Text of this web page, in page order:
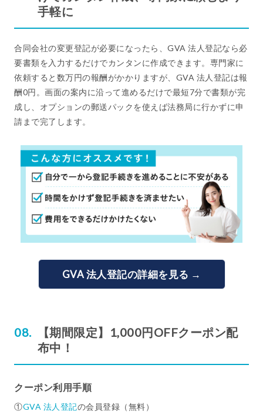
手軽に
合同会社の変更登記が必要になったら、GVA 法人登記なら必
要書類を入力するだけでカンタンに作成できます。専門家に
依頼すると数万円の報酬がかかりますが、GVA 法人登記は報
酬0円。画面の案内に沿って進めるだけで最短7分で書類が完
成し、オプションの郵送パックを使えば法務局に行かずに申
請まで完了します。
GVA 法人登記の詳細を見る →
【期間限定】1,000円OFFクーポン配
布中！
クーポン利用手順
①GVA 法人登記の会員登録（無料）